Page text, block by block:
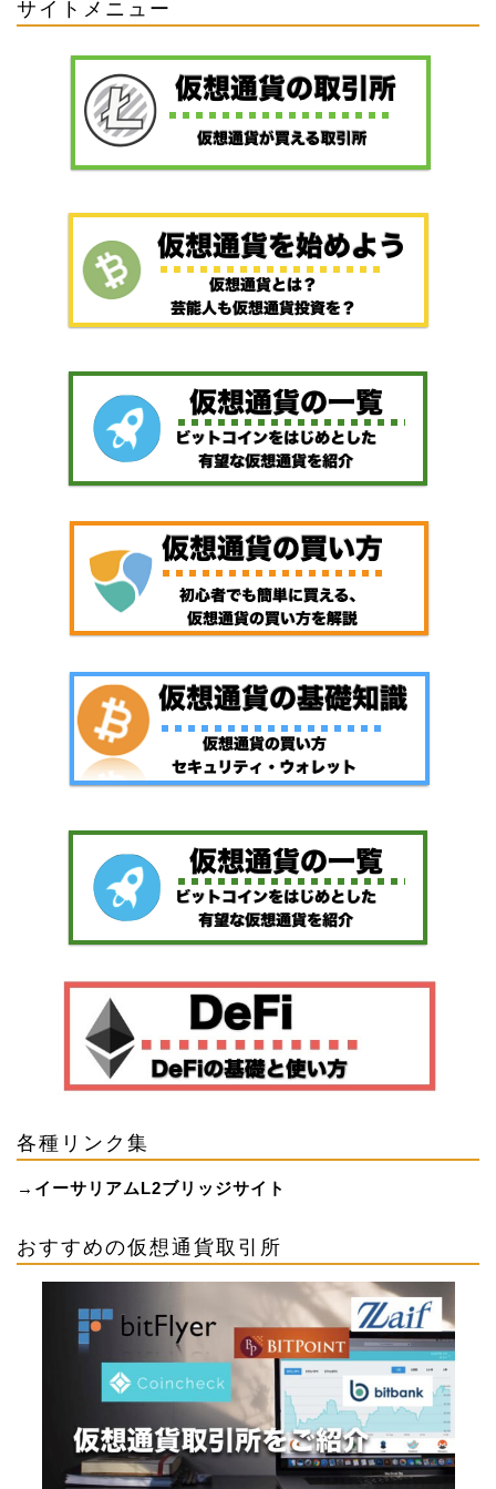
サイトメニュー
各種リンク集
→ イーサリアムL2ブリッジサイト
おすすめの仮想通貨取引所